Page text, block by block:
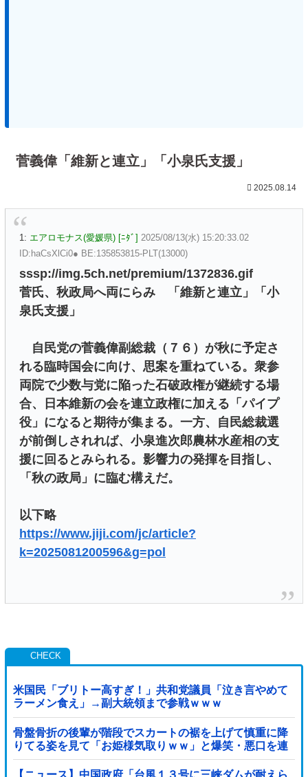
菅義偉「維新と連立」「小泉氏支援」
2025.08.14
1: エアロモナス(愛媛県) [ﾆﾀﾞ] 2025/08/13(水) 15:20:33.02
ID:haCsXlCi0● BE:135853815-PLT(13000)
sssp://img.5ch.net/premium/1372836.gif
菅氏、秋政局へ両にらみ 「維新と連立」「小
泉氏支援」
自民党の菅義偉副総裁（７６）が秋に予定さ
れる臨時国会に向け、思案を重ねている。衆参
両院で少数与党に陥った石破政権が継続する場
合、日本維新の会を連立政権に加える「パイプ
役」になると期待が集まる。一方、自民総裁選
が前倒しされれば、小泉進次郎農林水産相の支
援に回るとみられる。影響力の発揮を目指し、
「秋の政局」に臨む構えだ。
以下略
https://www.jiji.com/jc/article?
k=2025081200596&g=pol
米国民「ブリトー高すぎ！」共和党議員「泣き言やめて
ラーメン食え」→副大統領まで参戦ｗｗｗ
骨盤骨折の後輩が階段でスカートの裾を上げて慎重に降
りてる姿を見て「お姫様気取りｗｗ」と爆笑・悪口を連
発する社内彼女！事故背景を知りながらマウントと嫉妬
で嘲笑する性根の汚さに一気に冷めた・・・
【ニュース】中国政府「台風１３号に三峡ダムが耐えら